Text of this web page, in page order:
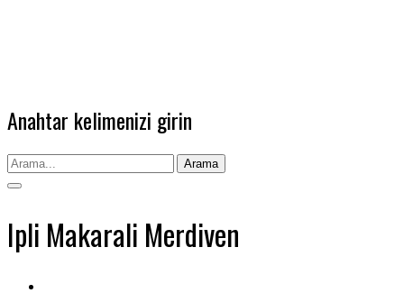
Anahtar kelimenizi girin
Arama
Ipli Makarali Merdiven